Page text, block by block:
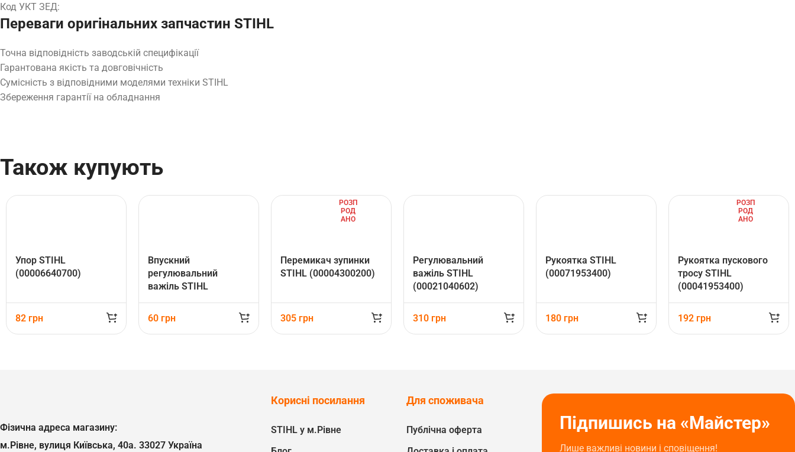
Код УКТ ЗЕД:
Переваги оригінальних запчастин STIHL
Точна відповідність заводській специфікації
Гарантована якість та довговічність
Сумісність з відповідними моделями техніки STIHL
Збереження гарантії на обладнання
Також купують
Упор STIHL
(00006640700)
82 грн
Впускний
регулювальний
важіль STIHL
60 грн
РОЗП
РОД
АНО
Перемикач зупинки
STIHL (00004300200)
305 грн
Регулювальний
важіль STIHL
(00021040602)
310 грн
Рукоятка STIHL
(00071953400)
180 грн
РОЗП
РОД
АНО
Рукоятка пускового
тросу STIHL
(00041953400)
192 грн
Фізична адреса магазину:
м.Рівне, вулиця Київська, 40а. 33027 Україна
Корисні посилання
STIHL у м.Рівне
Для споживача
Публічна оферта
Підпишись на «Майстер»
Лише важливі новини і сповіщення!